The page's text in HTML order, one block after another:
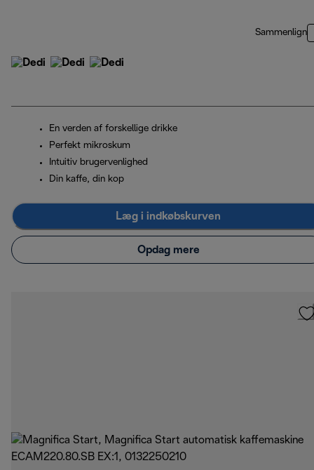
Sammenlign
En verden af forskellige drikke
Perfekt mikroskum
Intuitiv brugervenlighed
Din kaffe, din kop
Læg i indkøbskurven
Opdag mere